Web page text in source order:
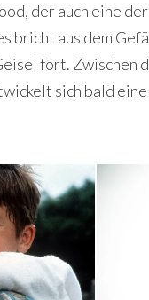
der auch eine
aus dem
fort. Zwischen
sich bald